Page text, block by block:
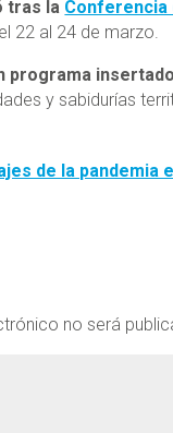
tras la Conferencia
22 al 24 de marzo.
programa
y sabidurías
de la pandemia
no será